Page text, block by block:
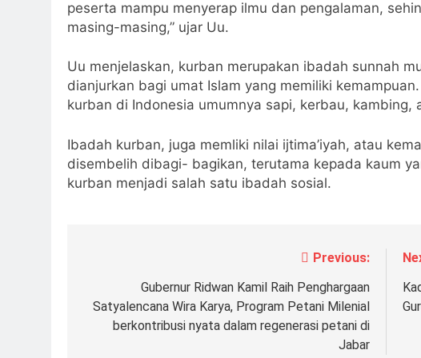
peserta mampu menyerap ilmu dan pengalaman,
masing-masing,” ujar Uu.
Uu menjelaskan, kurban merupakan ibadah sunnah
dianjurkan bagi umat Islam yang memiliki
kurban di Indonesia umumnya sapi, kerbau, kambing,
Ibadah kurban, juga memliki nilai ijtima’iyah, atau
disembelih dibagi- bagikan, terutama kepada kaum
kurban menjadi salah satu ibadah sosial.
Previous:
Gubernur Ridwan Kamil Raih Penghargaan
Satyalencana Wira Karya, Program Petani Milenial
berkontribusi nyata dalam regenerasi petani di
Jabar